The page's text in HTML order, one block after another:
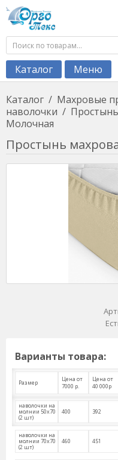
Каталог Меню
Каталог / Махровые
наволочки /
Молочная
Простынь
Варианты товара:
Размер
Цена от
7000 р.
Цена от
40 000р
наволочки на
молнии 50х70
(2 шт)
400 392
наволочки на
молнии 70х70
(2 шт)
460 451